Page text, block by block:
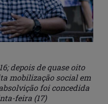
depois de quase oito
mobilização social em
foi concedida
feira (17)